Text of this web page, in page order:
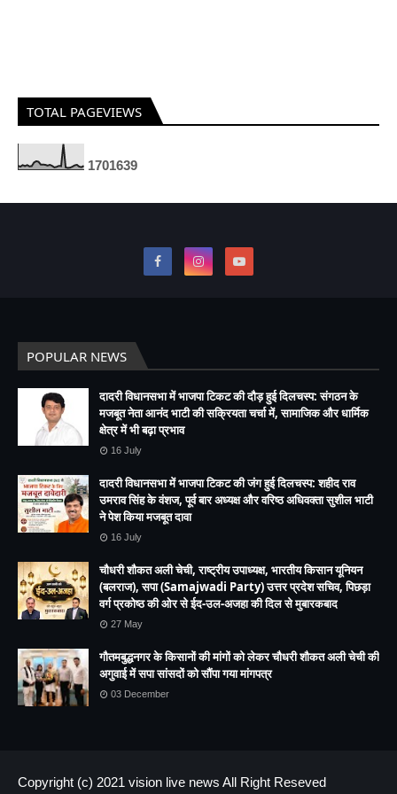
TOTAL PAGEVIEWS
1701639
POPULAR NEWS
दादरी विधानसभा में भाजपा टिकट की दौड़ हुई दिलचस्प: संगठन के
मजबूत नेता आनंद भाटी की सक्रियता चर्चा में, सामाजिक और धार्मिक
क्षेत्र में भी बढ़ा प्रभाव
16 July
दादरी विधानसभा में भाजपा टिकट की जंग हुई दिलचस्प: शहीद राव
उमराव सिंह के वंशज, पूर्व बार अध्यक्ष और वरिष्ठ अधिवक्ता सुशील भाटी
ने पेश किया मजबूत दावा
16 July
चौधरी शौकत अली चेची, राष्ट्रीय उपाध्यक्ष, भारतीय किसान यूनियन
(बलराज), सपा (Samajwadi Party) उत्तर प्रदेश सचिव, पिछड़ा
वर्ग प्रकोष्ठ की ओर से ईद-उल-अजहा की दिल से मुबारकबाद
27 May
गौतमबुद्धनगर के किसानों की मांगों को लेकर चौधरी शौकत अली चेची की
अगुवाई में सपा सांसदों को सौंपा गया मांगपत्र
03 December
Copyright (c) 2021 vision live news All Right Reseved